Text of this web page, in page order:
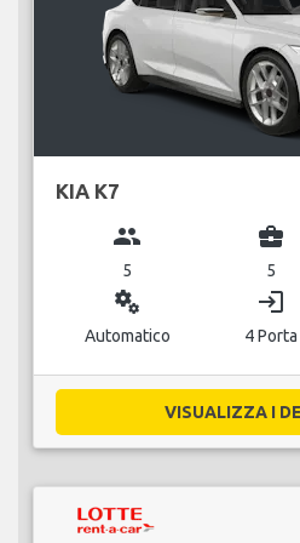
KIA K7
group
5
business_center
5
miscellaneous_services
Automatico
login
4 Porta
VISUALIZZA I